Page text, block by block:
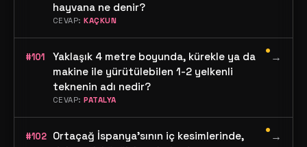
hayvana ne denir?
CEVAP:KAÇKUN
#101
Yaklaşık 4 metre boyunda, kürekle ya da
makine ile yürütülebilen 1-2 yelkenli
teknenin adı nedir?
CEVAP:PATALYA
•→
#102 Ortaçağ İspanya'sının iç kesimlerinde,
•→